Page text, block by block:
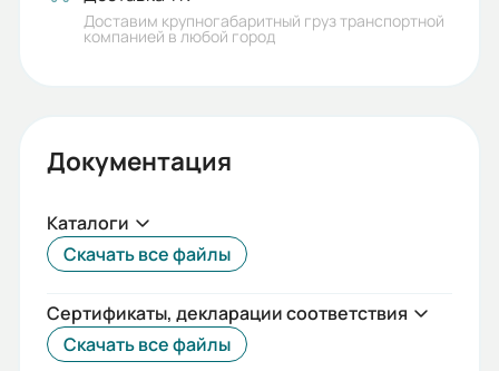
У1/У2
КПД:
Мп/Мн:
2,1
Длина сердечника статора:
В
Доставим крупногабаритный груз транспортной
компанией в любой город
Документация
Каталоги
Скачать все файлы
Сертификаты, декларации соответствия
Скачать все файлы